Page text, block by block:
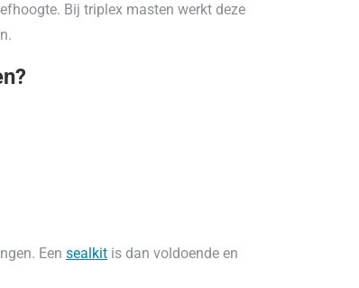
Bij triplex masten werkt deze
Een sealkit is dan voldoende en